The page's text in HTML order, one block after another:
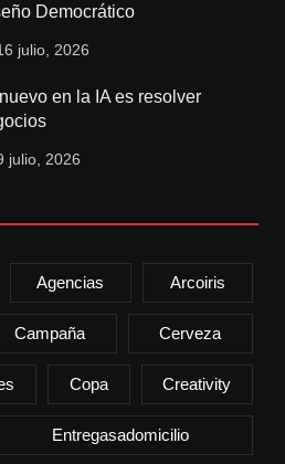
Democrático
julio, 2026
en la IA es resolver
julio, 2026
Agencias Arcoiris
Campaña Cerveza
Copa Creativity
Entregasadomicilio